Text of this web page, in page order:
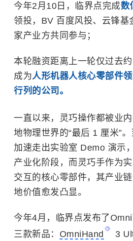
今年2月10日，临界点完成数
领投，BV 百度风投、云锋基
家产业方共同参与；
本轮融资距离上一轮仅过去
成为人形机器人核心零部件
行列的公司。
一直以来，灵巧操作都被业
地物理世界的“最后 1 厘米”
加速走出实验室 Demo 演示
产业化阶段，而灵巧手作为
交互的核心零部件，其产业
地价值愈发凸显。
今年4月，临界点发布了
三款新品： OmniHand
3